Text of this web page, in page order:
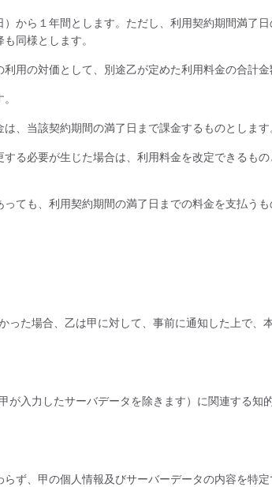
から１年間とします。ただし、利用契約期間満了
同様とします。
用の対価として、別途乙が定めた利用料金の合計金
、当該契約期間の満了日まで課金するものとします
る必要が生じた場合は、利用料金を改定できるも
ても、利用契約期間の満了日までの料金を支払うも
た場合、乙は甲に対して、事前に通知した上で、
入力したサーバデータを除きます）に関連する知
ず、甲の個人情報及びサーバーデータの内容を特